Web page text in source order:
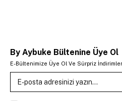
By Aybuke Bültenine Üye Ol
E-Bültenimize Üye Ol Ve Sürpriz